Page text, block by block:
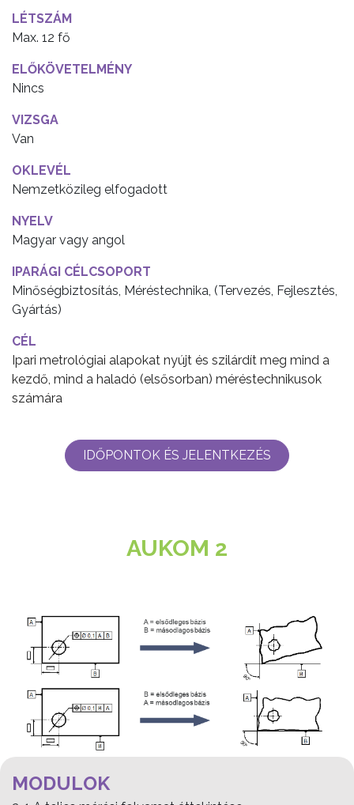
LÉTSZÁM
Max. 12 fő
ELŐKÖVETELMÉNY
Nincs
VIZSGA
Van
OKLEVÉL
Nemzetközileg elfogadott
NYELV
Magyar vagy angol
IPARÁGI CÉLCSOPORT
Minőségbiztosítás, Méréstechnika, (Tervezés, Fejlesztés,
Gyártás)
CÉL
Ipari metrológiai alapokat nyújt és szilárdít meg mind a
kezdő, mind a haladó (elsősorban) méréstechnikusok
számára
IDŐPONTOK ÉS JELENTKEZÉS
AUKOM 2
MODULOK